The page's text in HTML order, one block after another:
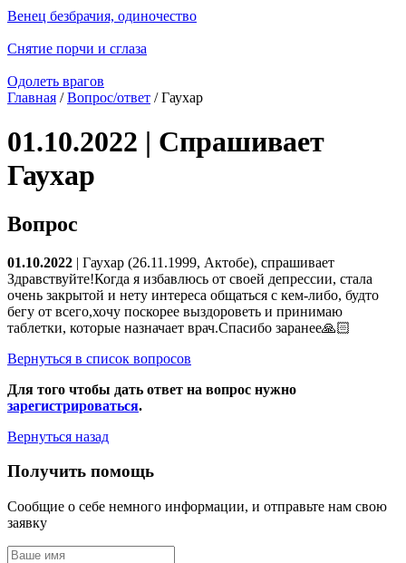
Венец безбрачия, одиночество
Снятие порчи и сглаза
Одолеть врагов
Главная /Вопрос/ответ / Гаухар
01.10.2022 | Спрашивает
Гаухар
Вопрос
01.10.2022 | Гаухар (26.11.1999, Актобе), спрашивает
Здравствуйте!Когда я избавлюсь от своей депрессии, стала
очень закрытой и нету интереса общаться с кем-либо, будто
бегу от всего,хочу поскорее выздороветь и принимаю
таблетки, которые назначает врач.Спасибо заранее🙏🏻
Вернуться в список вопросов
Для того чтобы дать ответ на вопрос нужно
зарегистрироваться.
Вернуться назад
Получить помощь
Сообщие о себе немного информации, и отправьте нам свою
заявку